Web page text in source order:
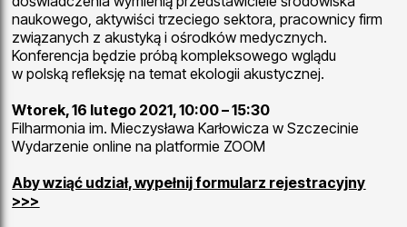
naukowego, aktywiści trzeciego sektora, pracownicy firm
związanych z akustyką i ośrodków medycznych.
Konferencja będzie próbą kompleksowego wglądu
w polską refleksję na temat ekologii akustycznej.
Wtorek, 16 lutego 2021, 10:00 – 15:30
Filharmonia im. Mieczysława Karłowicza w Szczecinie
Wydarzenie online na platformie ZOOM
Aby wziąć udział, wypełnij formularz rejestracyjny
>>>